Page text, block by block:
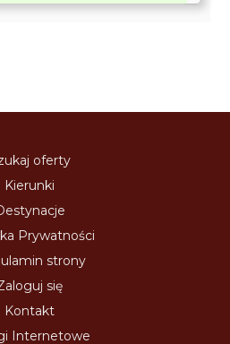
oferty
Kierunki
Prywatności
strony
się
Kontakt
Internetowe